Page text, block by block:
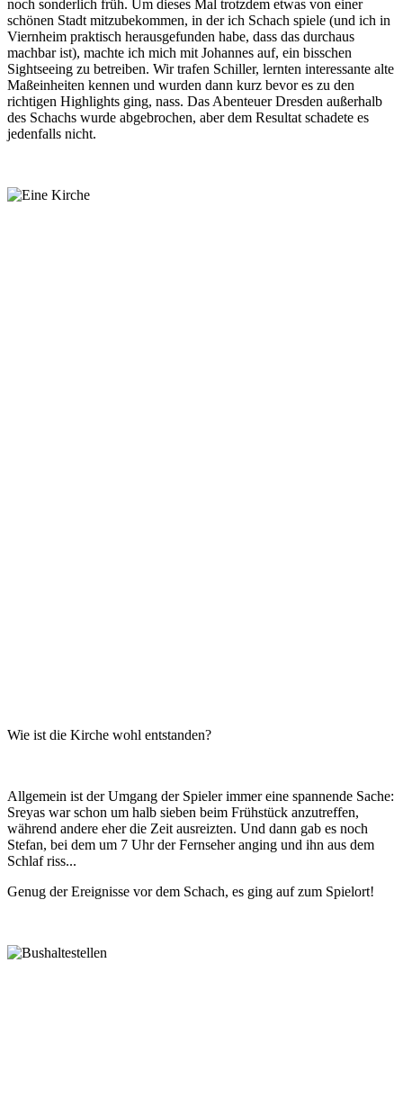
noch sonderlich früh. Um dieses Mal trotzdem etwas von einer
schönen Stadt mitzubekommen, in der ich Schach spiele (und ich in
Viernheim praktisch herausgefunden habe, dass das durchaus
machbar ist), machte ich mich mit Johannes auf, ein bisschen
Sightseeing zu betreiben. Wir trafen Schiller, lernten interessante alte
Maßeinheiten kennen und wurden dann kurz bevor es zu den
richtigen Highlights ging, nass. Das Abenteuer Dresden außerhalb
des Schachs wurde abgebrochen, aber dem Resultat schadete es
jedenfalls nicht.
Wie ist die Kirche wohl entstanden?
Allgemein ist der Umgang der Spieler immer eine spannende Sache:
Sreyas war schon um halb sieben beim Frühstück anzutreffen,
während andere eher die Zeit ausreizten. Und dann gab es noch
Stefan, bei dem um 7 Uhr der Fernseher anging und ihn aus dem
Schlaf riss...
Genug der Ereignisse vor dem Schach, es ging auf zum Spielort!